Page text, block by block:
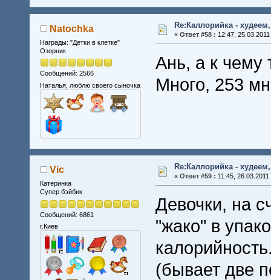
Natochka
Награды: "Детки в клетке"
Озорник
Сообщений: 2566
Наталья, люблю своего сыночка
Re:Каллорийка -
« Ответ #58 : 12:47, 25.03.2011
Ань, а к чему
Много, 253
Vic
Катеринка
Супер бэйбик
Сообщений: 6861
г.Киев
Re:Каллорийка -
« Ответ #59 : 11:45, 26.03.2011
Девочки, на
"жако" в
(бывает две